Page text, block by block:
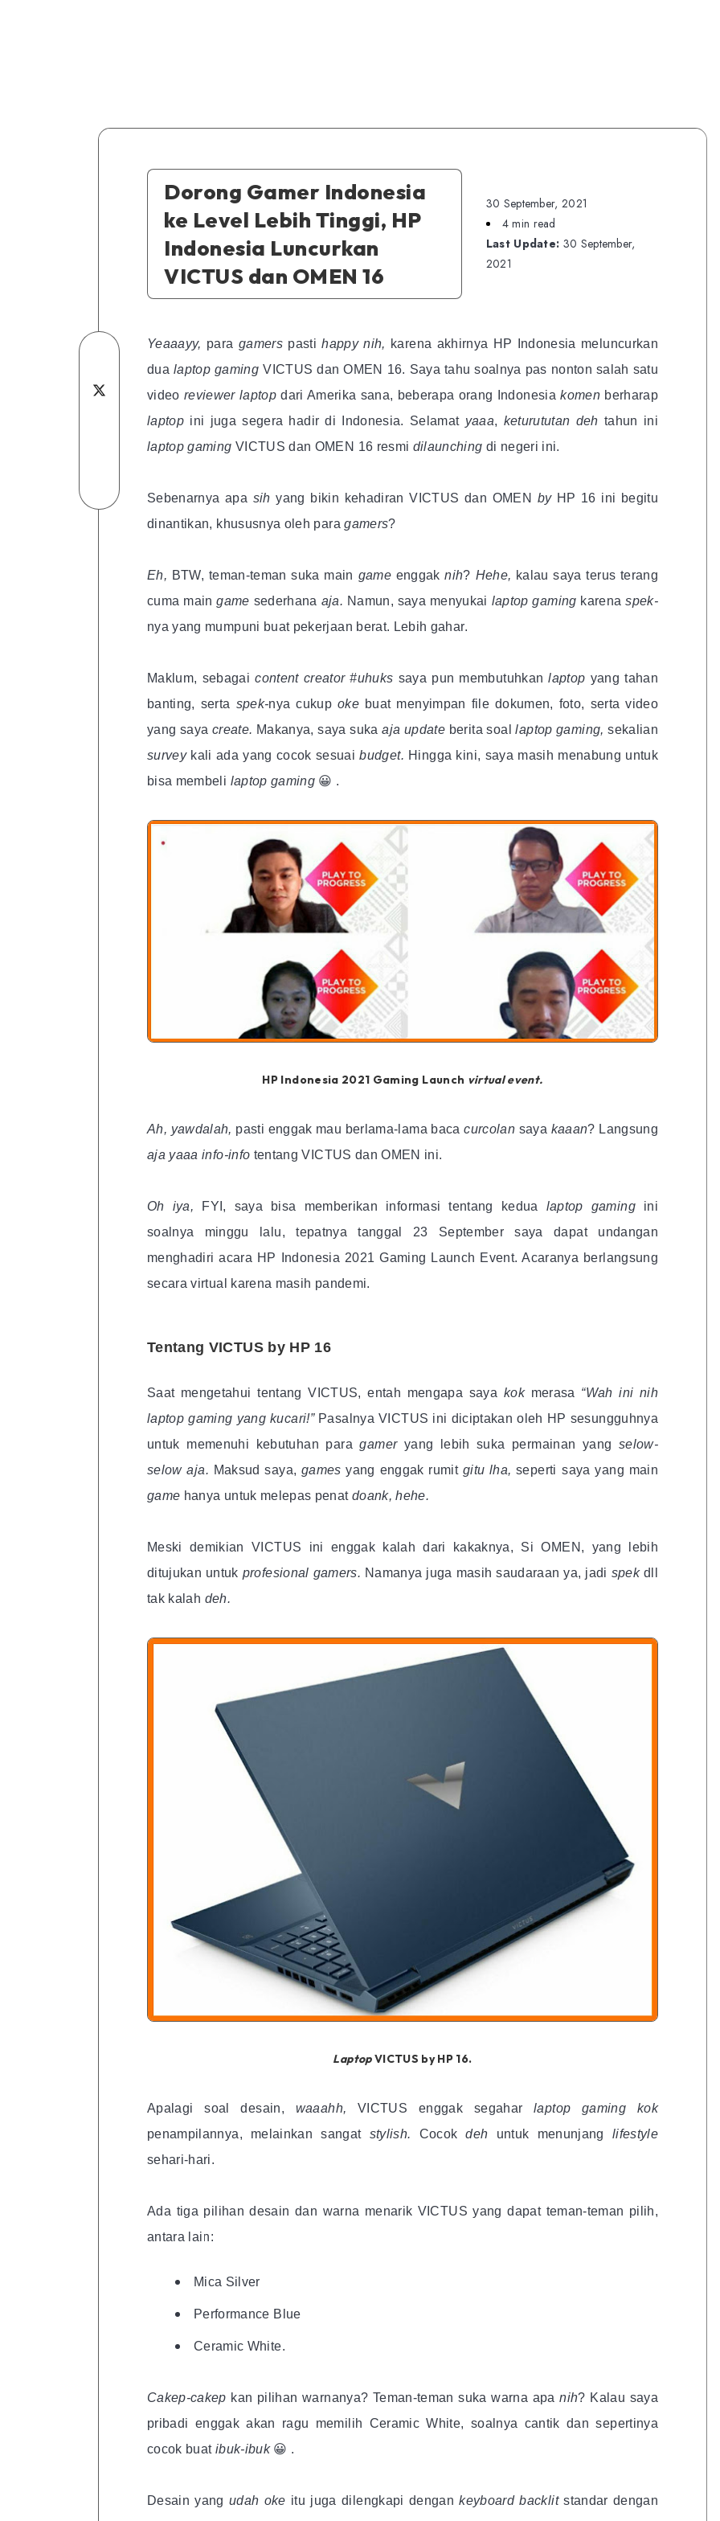
Dorong Gamer Indonesia
ke Level Lebih Tinggi, HP
Indonesia Luncurkan
VICTUS dan OMEN 16
30 September, 2021
4 min read
Last Update: 30 September,
2021
Share
on
Facebook
Telegram
on
Yeaaayy, para gamers pastihappy nih, karena akhirnya HP Indonesia meluncurkan
dualaptop gamingVICTUS dan OMEN 16. Saya tahu soalnya pas nonton salah satu
video reviewer laptopdari Amerika sana, beberapa orang Indonesiakomen berharap
laptop ini juga segera hadir di Indonesia. Selamat yaaa, keturututan deh tahun ini
laptop gaming VICTUS dan OMEN 16 resmi dilaunching di negeri ini.
Sebenarnya apa sihyang bikin kehadiran VICTUS dan OMEN by HP 16 ini begitu
dinantikan, khususnya oleh paragamers?
Eh, BTW, teman-teman suka main game enggaknih? Hehe, kalau saya terus terang
cuma maingame sederhana aja. Namun, saya menyukai laptop gaming karenaspek-
nya yang mumpuni buat pekerjaan berat. Lebih gahar.
Maklum, sebagaicontent creator #uhuks saya pun membutuhkanlaptop yang tahan
banting, serta spek-nya cukupoke buat menyimpan file dokumen, foto, serta video
yang saya create. Makanya, saya sukaaja update berita soallaptop gaming, sekalian
survey kali ada yang cocok sesuaibudget. Hingga kini, saya masih menabung untuk
bisa membeli laptop gaming 😀 .
HP Indonesia 2021 Gaming Launch virtual event.
Ah, yawdalah, pasti enggak mau berlama-lama bacacurcolan saya kaaan? Langsung
aja yaaa info-info tentang VICTUS dan OMEN ini.
Oh iya, FYI, saya bisa memberikan informasi tentang kedua laptop gaming ini
soalnya minggu lalu, tepatnya tanggal 23 September saya dapat undangan
menghadiri acara HP Indonesia 2021 Gaming Launch Event. Acaranya berlangsung
secara virtual karena masih pandemi.
Tentang VICTUS by HP 16
Saat mengetahui tentang VICTUS, entah mengapa saya kok merasa “Wah ini nih
laptop gaming yang kucari!” Pasalnya VICTUS ini diciptakan oleh HP sesungguhnya
untuk memenuhi kebutuhan paragamer yang lebih suka permainan yang selow-
selow aja. Maksud saya, gamesyang enggak rumit gitu lha,seperti saya yang main
game hanya untuk melepas penat doank, hehe.
Meski demikian VICTUS ini enggak kalah dari kakaknya, Si OMEN, yang lebih
ditujukan untuk profesional gamers. Namanya juga masih saudaraan ya, jadi spek dll
tak kalah deh.
LaptopVICTUS by HP 16.
Apalagi soal desain, waaahh,VICTUS enggak segaharlaptop gaming kok
penampilannya, melainkan sangat stylish. Cocokdeh untuk menunjang lifestyle
sehari-hari.
Ada tiga pilihan desain dan warna menarik VICTUS yang dapat teman-teman pilih,
antara lain:
Mica Silver
Performance Blue
Ceramic White.
Cakep-cakep kan pilihan warnanya? Teman-teman suka warna apanih? Kalau saya
pribadi enggak akan ragu memilih Ceramic White, soalnya cantik dan sepertinya
cocok buat ibuk-ibuk😀 .
Desain yangudah oke itu juga dilengkapi dengankeyboard backlitstandar dengan